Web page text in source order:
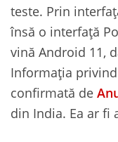
teste. Prin
însă o interfață
vină Android 11,
Informația
confirmată de
din India. Ea ar fi